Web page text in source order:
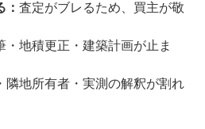
：査定がブレるため、買主が敬
・地積更正・建築計画が止ま
隣地所有者・実測の解釈が割れ